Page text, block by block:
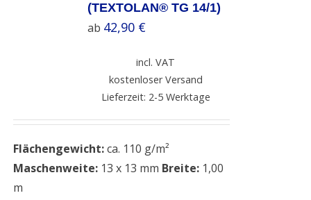
(TEXTOLAN® TG 14/1)
ab 42,90 €
incl. VAT
kostenloser Versand
Lieferzeit: 2-5 Werktage
Flächengewicht:ca. 110 g/m²
Maschenweite:13 x 13 mm Breite: 1,00
m